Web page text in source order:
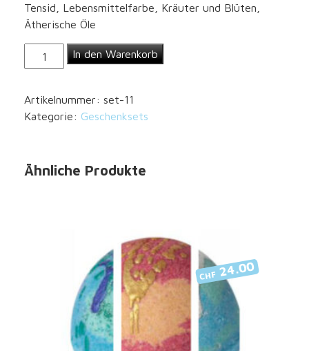
Tensid, Lebensmittelfarbe, Kräuter und Blüten,
Ätherische Öle
Badekugel-
Set
Bouquet"
Menge
In den Warenkorb
Artikelnummer: set-11
Kategorie: Geschenksets
Ähnliche Produkte
CHF24.00